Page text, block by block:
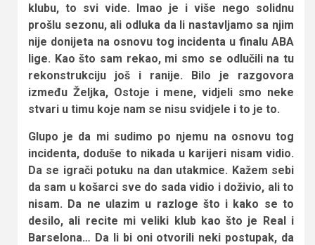
klubu, to svi vide. Imao je i više nego solidnu
prošlu sezonu, ali odluka da li nastavljamo sa njim
nije donijeta na osnovu tog incidenta u finalu ABA
lige. Kao što sam rekao, mi smo se odlučili na tu
rekonstrukciju još i ranije. Bilo je razgovora
između Željka, Ostoje i mene, vidjeli smo neke
stvari u timu koje nam se nisu svidjele i to je to.
Glupo je da mi sudimo po njemu na osnovu tog
incidenta, doduše to nikada u karijeri nisam vidio.
Da se igrači potuku na dan utakmice. Kažem sebi
da sam u košarci sve do sada vidio i doživio, ali to
nisam. Da ne ulazim u razloge što i kako se to
desilo, ali recite mi veliki klub kao što je Real i
Barselona… Da li bi oni otvorili neki postupak, da